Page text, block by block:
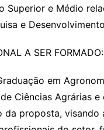
Superior e Médio
e
A SER FORMADO:
em
Ciências Agrárias
da proposta,